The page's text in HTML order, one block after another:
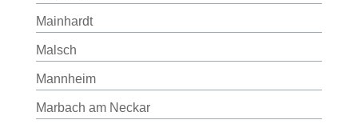
Mainhardt
Malsch
Mannheim
Marbach am Neckar